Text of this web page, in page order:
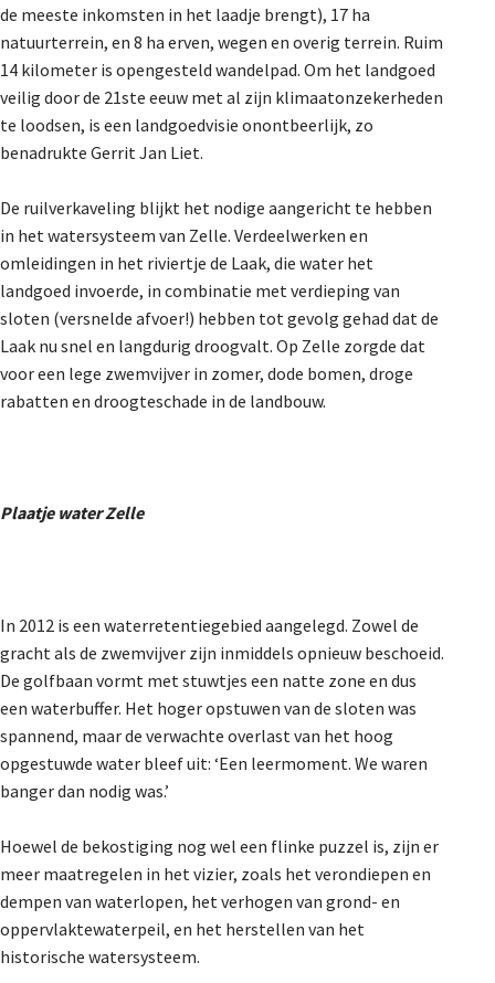
de meeste inkomsten in het laadje brengt), 17 ha
natuurterrein, en 8 ha erven, wegen en overig terrein. Ruim
14 kilometer is opengesteld wandelpad. Om het landgoed
veilig door de 21ste eeuw met al zijn klimaatonzekerheden
te loodsen, is een landgoedvisie onontbeerlijk, zo
benadrukte Gerrit Jan Liet.
De ruilverkaveling blijkt het nodige aangericht te hebben
in het watersysteem van Zelle. Verdeelwerken en
omleidingen in het riviertje de Laak, die water het
landgoed invoerde, in combinatie met verdieping van
sloten (versnelde afvoer!) hebben tot gevolg gehad dat de
Laak nu snel en langdurig droogvalt. Op Zelle zorgde dat
voor een lege zwemvijver in zomer, dode bomen, droge
rabatten en droogteschade in de landbouw.
Plaatje water Zelle
In 2012 is een waterretentiegebied aangelegd. Zowel de
gracht als de zwemvijver zijn inmiddels opnieuw beschoeid.
De golfbaan vormt met stuwtjes een natte zone en dus
een waterbuffer. Het hoger opstuwen van de sloten was
spannend, maar de verwachte overlast van het hoog
opgestuwde water bleef uit: ‘Een leermoment. We waren
banger dan nodig was.’
Hoewel de bekostiging nog wel een flinke puzzel is, zijn er
meer maatregelen in het vizier, zoals het verondiepen en
dempen van waterlopen, het verhogen van grond- en
oppervlaktewaterpeil, en het herstellen van het
historische watersysteem.